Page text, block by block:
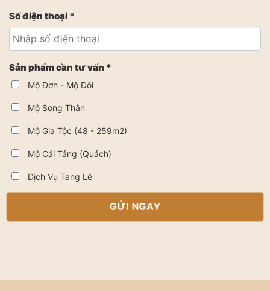
Số điện thoại *
Sản phẩm cần tư vấn *
Mộ Đơn - Mộ Đôi
Mộ Song Thân
Mộ Gia Tộc (48 - 259m2)
Mộ Cải Táng (Quách)
Dịch Vụ Tang Lễ